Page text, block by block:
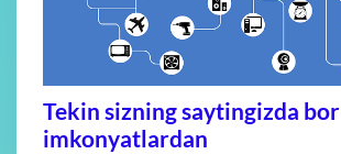
Tekin sizning saytingizda bor
imkonyatlardan